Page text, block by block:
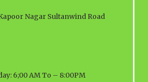
Nagar Sultanwind Road
6;00 AM To – 8:00PM